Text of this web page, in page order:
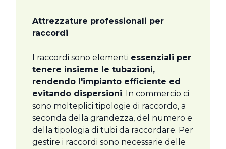
Attrezzature professionali per
raccordi
I raccordi sono elementi essenziali per
tenere insieme le tubazioni,
rendendo l'impianto efficiente ed
evitando dispersioni. In commercio ci
sono molteplici tipologie di raccordo, a
seconda della grandezza, del numero e
della tipologia di tubi da raccordare. Per
gestire i raccordi sono necessarie delle